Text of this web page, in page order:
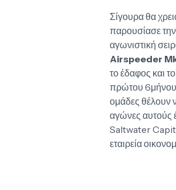
Σίγουρα θα
παρουσίασε
αγωνιστική
Airspeeder
το έδαφος και
πρώτου 6μήνου
ομάδες θέλουν
αγώνες αυτούς
Saltwater
εταιρεία